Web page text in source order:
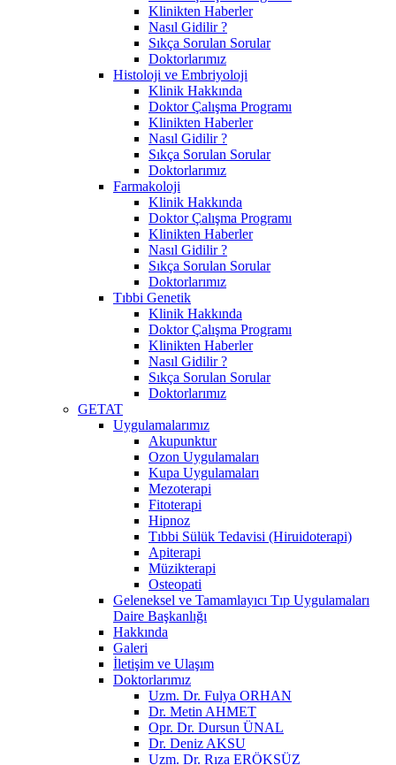
Klinikten Haberler
Nasıl Gidilir ?
Sıkça Sorulan Sorular
Doktorlarımız
Histoloji ve Embriyoloji
Klinik Hakkında
Doktor Çalışma Programı
Klinikten Haberler
Nasıl Gidilir ?
Sıkça Sorulan Sorular
Doktorlarımız
Farmakoloji
Klinik Hakkında
Doktor Çalışma Programı
Klinikten Haberler
Nasıl Gidilir ?
Sıkça Sorulan Sorular
Doktorlarımız
Tıbbi Genetik
Klinik Hakkında
Doktor Çalışma Programı
Klinikten Haberler
Nasıl Gidilir ?
Sıkça Sorulan Sorular
Doktorlarımız
GETAT
Uygulamalarımız
Akupunktur
Ozon Uygulamaları
Kupa Uygulamaları
Mezoterapi
Fitoterapi
Hipnoz
Tıbbi Sülük Tedavisi (Hiruidoterapi)
Apiterapi
Müzikterapi
Osteopati
Geleneksel ve Tamamlayıcı Tıp Uygulamaları
Daire Başkanlığı
Hakkında
Galeri
İletişim ve Ulaşım
Doktorlarımız
Uzm. Dr. Fulya ORHAN
Dr. Metin AHMET
Opr. Dr. Dursun ÜNAL
Dr. Deniz AKSU
Uzm. Dr. Rıza ERÖKSÜZ